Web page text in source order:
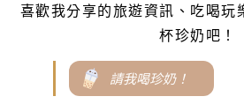
喜歡我分享的旅遊資訊、吃喝玩
杯珍奶吧！
請我喝珍奶！